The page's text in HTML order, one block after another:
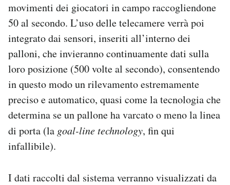
movimenti dei giocatori in campo raccogliendone
50 al secondo. L’uso delle telecamere verrà poi
integrato dai sensori, inseriti all’interno dei
palloni, che invieranno continuamente dati sulla
loro posizione (500 volte al secondo), consentendo
in questo modo un rilevamento estremamente
preciso e automatico, quasi come la tecnologia che
determina se un pallone ha varcato o meno la linea
di porta (la goal-line technology, fin qui
infallibile).
I dati raccolti dal sistema verranno visualizzati da